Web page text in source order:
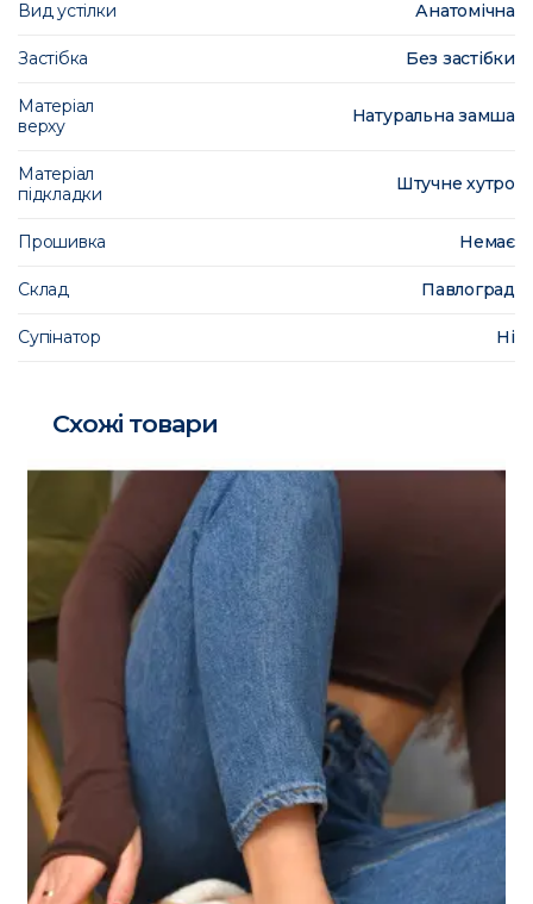
Вид устілки Анатомічна
Застібка Без застібки
Матеріал
верху
Натуральна замша
Матеріал
підкладки
Штучне хутро
Прошивка Немає
Склад Павлоград
Супінатор Ні
Схожі товари